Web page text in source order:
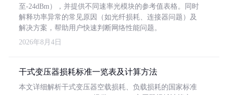
至-24dBm），并提供不同速率光模块的参考值表格。同时
解释功率异常的常见原因（如光纤损耗、连接器问题）及
解决方案，帮助用户快速判断网络性能问题。
2026年8月4日
干式变压器损耗标准一览表及计算方法
本文详细解析干式变压器空载损耗、负载损耗的国家标准